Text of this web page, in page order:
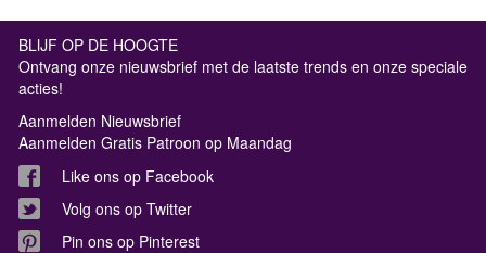
BLIJF OP DE HOOGTE
Ontvang onze nieuwsbrief met de laatste trends en onze speciale
acties!
Aanmelden Nieuwsbrief
Aanmelden Gratis Patroon op Maandag
Like ons op Facebook
Volg ons op Twitter
Pin ons op Pinterest